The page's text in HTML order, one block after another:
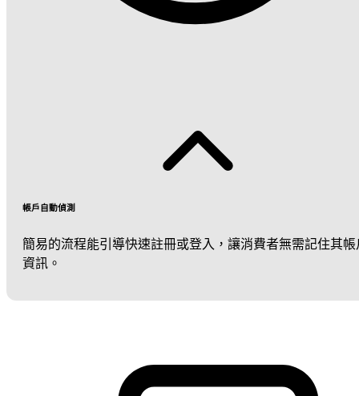
帳戶自動偵測
簡易的流程能引導快速註冊或登入，讓消費者無需記住其帳
資訊。